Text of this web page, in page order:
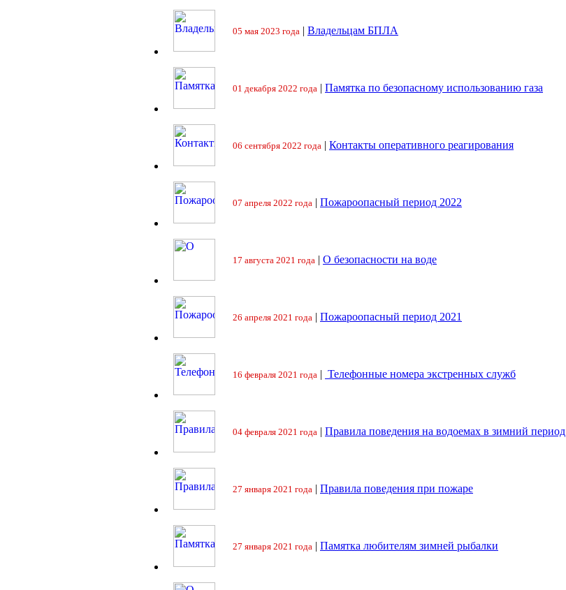
05 мая 2023 года | Владельцам БПЛА
01 декабря 2022 года | Памятка по безопасному использованию газа
06 сентября 2022 года | Контакты оперативного реагирования
07 апреля 2022 года | Пожароопасный период 2022
17 августа 2021 года | О безопасности на воде
26 апреля 2021 года | Пожароопасный период 2021
16 февраля 2021 года | Телефонные номера экстренных служб
04 февраля 2021 года | Правила поведения на водоемах в зимний период
27 января 2021 года | Правила поведения при пожаре
27 января 2021 года | Памятка любителям зимней рыбалки